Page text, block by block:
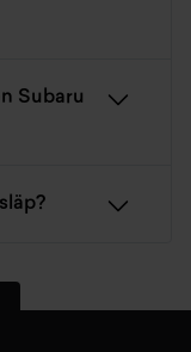
Subaru